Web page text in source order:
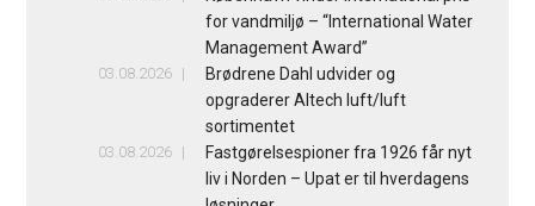
for vandmiljø – “International Water
Management Award”
03.08.2026
Brødrene Dahl udvider og
opgraderer Altech luft/luft
sortimentet
03.08.2026
Fastgørelsespioner fra 1926 får nyt
liv i Norden – Upat er til hverdagens